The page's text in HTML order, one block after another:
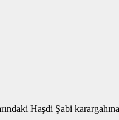
Haşdi Şabi